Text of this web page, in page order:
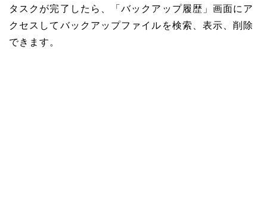
タスクが完了したら、「バックアップ履歴」画面にア
クセスしてバックアップファイルを検索、表示、削除
できます。